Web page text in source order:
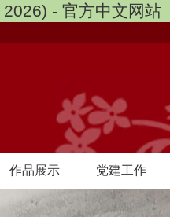
- 官方中文网站
作品展示 党建工作